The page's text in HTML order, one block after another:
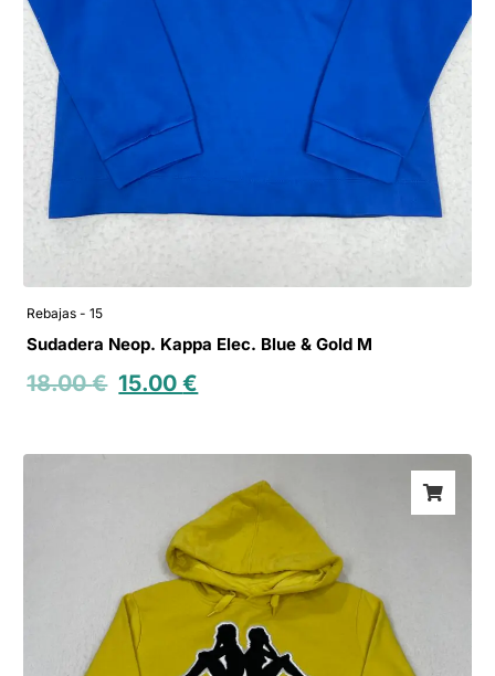
Rebajas - 15
Sudadera Neop. Kappa Elec. Blue & Gold M
18.00€ 15.00€